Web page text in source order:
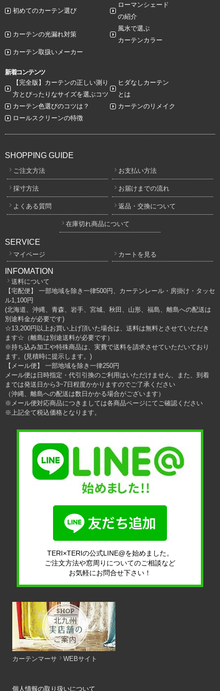
初めてのカーテン選び
ローマンシェード
の紹介
カーテンの光漏れ対策
風水で選ぶ
カーテンカラー
カーテン取扱いメーカー
新着コンテンツ
【完全版】カーテンの正しい測り
方とぴったりなサイズを選ぶコツ
ヒダなしカーテン
とは
カーテン色選びのコツは？
カーテンのリメイク
ロールスクリーンの特徴
SHOPPING GUIDE
ご注文方法 お支払い方法
採寸方法 お届けまでの流れ
よくある質問 返品・交換について
在庫切れ商品について
SERVICE
マイページ カートを見る
INFOMATION
送料について
【宅配便】 一部地域を除き一律500円、カーテンレール・房掛け・タッセ
ル1,100円
(北海道、沖縄、青森、岩手、宮城、秋田、山形、福島、離島への配送は
別途料金が必要です)
☆13,200円以上お買い上げ頂いた場合は、送料は無料とさせていただき
ます☆（離島は別途送料が必要です）
※持ち込み加工や特殊商品は、実費で送料を請求させていただいており
ます。(見積時に提示します。)
【メール便】 一部地域を除き一律250円
メール便は日時指定・代引引換のご利用はいただけません、また、到着
までは発送日から3~7日程度かかりますのでご了承ください
（沖縄、離島への配送は数日かかる場合がございます）
※メール便対応商品につきましては各商品ページにてご確認ください
※上記全て税込価格となります。
TERI×TERIの公式LINE@を始めました。
ご注文方法や窓周りについてのご相談など
お気軽にお問合せ下さい！
カーテンマーサ WEBサイト
個人情報の取り扱いについて